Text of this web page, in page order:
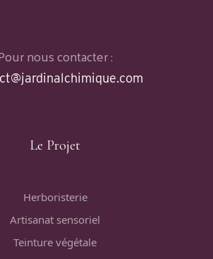
nous contacter :
Le Projet
Herboristerie
Artisanat sensoriel
Teinture végétale